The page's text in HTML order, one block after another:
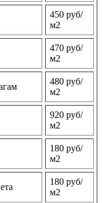
450 руб/
м2
470 руб/
м2
480 руб/
м2
920 руб/
м2
180 руб/
м2
180 руб/
м2